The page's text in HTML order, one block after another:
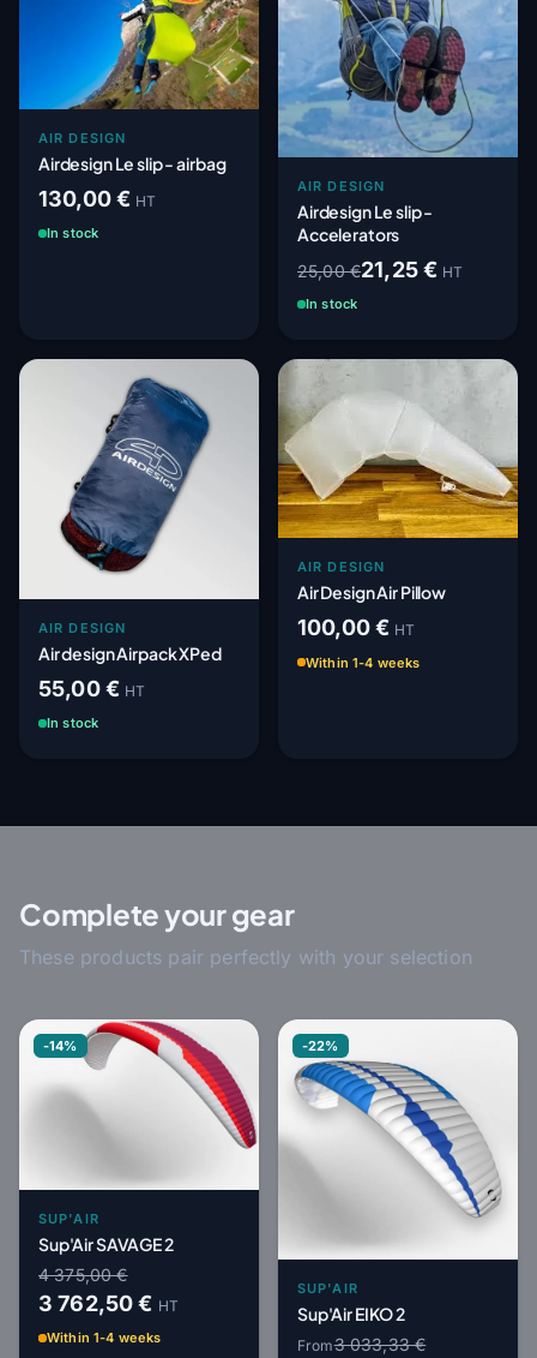
AIR DESIGN
Airdesign Le slip - airbag
130,00 € HT
In stock
AIR DESIGN
Airdesign Le slip -
Accelerators
25,00 €21,25 € HT
In stock
AIR DESIGN
Air design Airpack XPed
55,00 € HT
In stock
AIR DESIGN
Air Design Air Pillow
100,00 € HT
Within 1-4 weeks
Complete your gear
These products pair perfectly with your selection
-14%
SUP'AIR
Sup'Air SAVAGE 2
4 375,00 €
3 762,50 € HT
Within 1-4 weeks
-22%
SUP'AIR
Sup'Air EIKO 2
From3 033,33 €